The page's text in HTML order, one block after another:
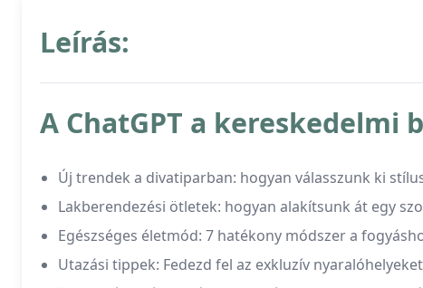
Leírás:
A ChatGPT a
Új trendek a divatiparban: hogyan válasszunk ki
Lakberendezési ötletek: hogyan alakítsunk át egy
Egészséges életmód: 7 hatékony módszer a
Utazási tippek: Fedezd fel az exkluzív